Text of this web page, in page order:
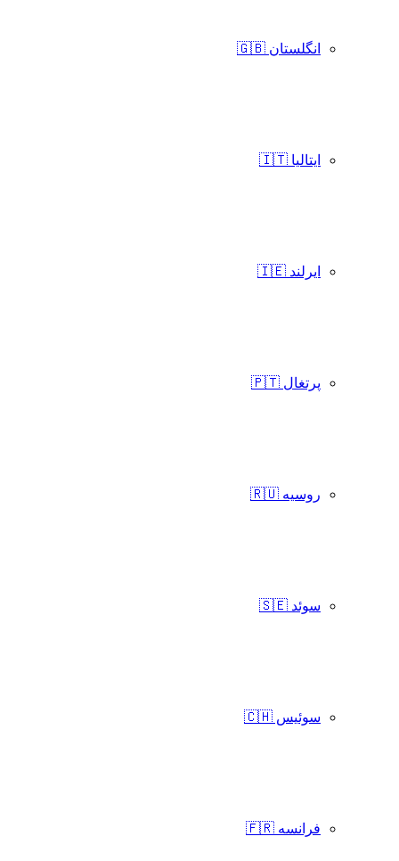
انگلستان 🇬🇧
ایتالیا 🇮🇹
ایرلند 🇮🇪
پرتغال 🇵🇹
روسیه 🇷🇺
سوئد 🇸🇪
سوئیس 🇨🇭
فرانسه 🇫🇷